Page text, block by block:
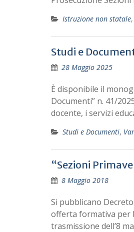
Istruzione non statale,
Studi e
28 Maggio 2025
È disponibile il
Documenti” n. 41/
docente, i servizi
Studi e Documenti,
“Sezioni
8 Maggio 2018
Si pubblicano
offerta formativa per
trasmissione dell’8